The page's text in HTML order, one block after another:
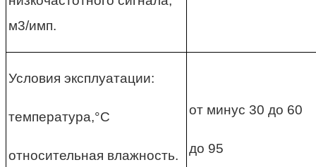
м3/имп.
Условия эксплуатации:
температура,°С
относительная влажность.
от минус 30 до 60
до 95